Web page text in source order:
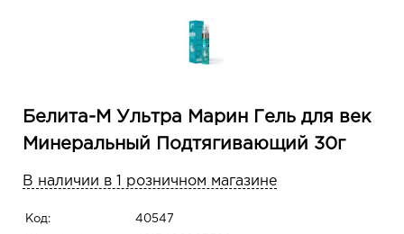
Белита-М Ультра Марин Гель для век
Минеральный Подтягивающий 30г
В наличии в 1 розничном магазине
Код: 40547